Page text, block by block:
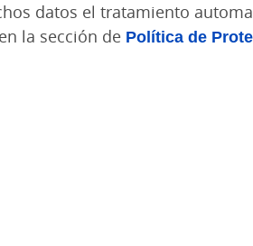
datos el tratamiento
la sección de Política de